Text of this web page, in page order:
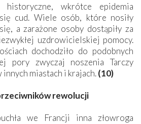
wkrótce epidemia
się cud. Wiele osób, które nosiły
a zarażone osoby dostąpiły za
uzdrowicielskiej pomocy.
dochodziło do podobnych
pory zwyczaj noszenia Tarczy
miastach i krajach.(10)
rewolucji
we Francji inna złowroga